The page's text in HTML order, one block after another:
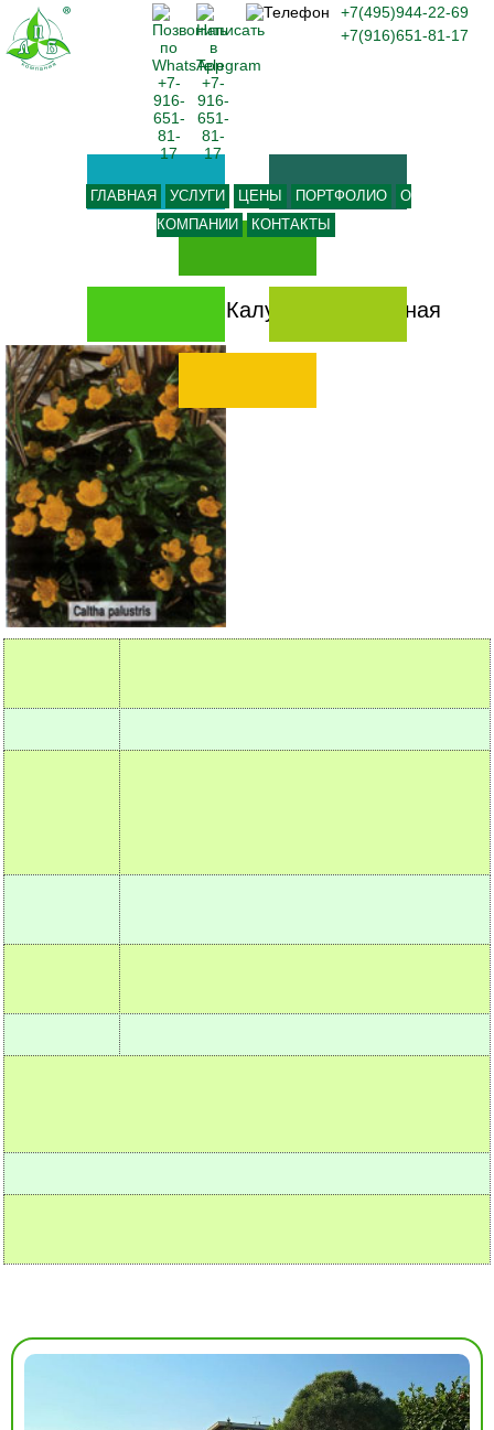
Калужница болотная
+7(495)944-22-69
+7(916)651-81-17
ГЛАВНАЯ УСЛУГИ ЦЕНЫ ПОРТФОЛИО
О
КОМПАНИИ
КОНТАКТЫ